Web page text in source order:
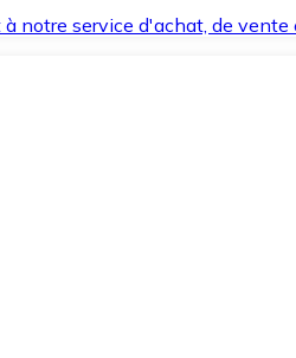
notre service d'achat, de vente